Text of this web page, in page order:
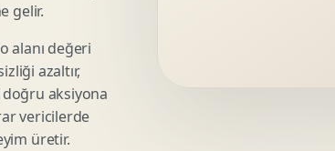
Banner Tasarimi
Reklam Kreatifi
Reklam Tasarimi
gelir.
alanı değeri
azaltır,
doğru aksiyona
vericilerde
üretir.